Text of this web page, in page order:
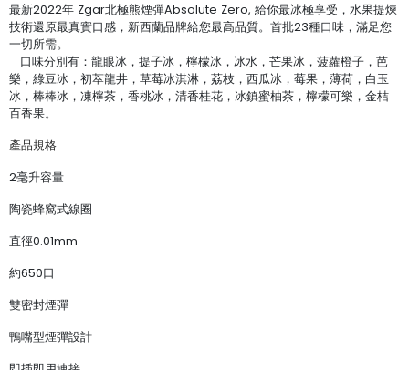
最新2022年 Zgar北極熊煙彈Absolute Zero, 給你最冰極享受，水果提煉
技術還原最真實口感，新西蘭品牌給您最高品質。首批23種口味，滿足您
一切所需。
口味分別有：龍眼冰，提子冰，檸檬冰，冰水，芒果冰，菠蘿橙子，芭
樂，綠豆冰，初萃龍井，草莓冰淇淋，荔枝，西瓜冰，莓果，薄荷，白玉
冰，棒棒冰，凍檸茶，香桃冰，清香桂花，冰鎮蜜柚茶，檸檬可樂，金桔
百香果。
產品規格
2毫升容量
陶瓷蜂窩式線圈
直徑0.01mm
約650口
雙密封煙彈
鴨嘴型煙彈設計